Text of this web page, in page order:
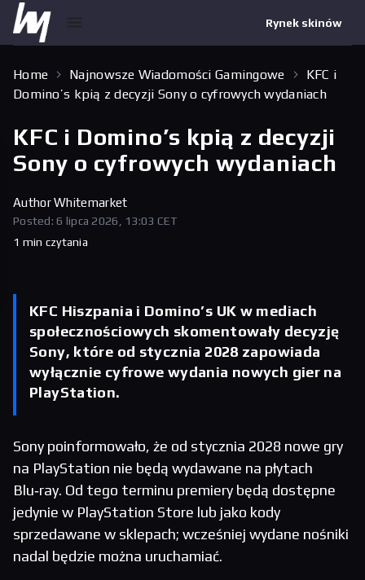
Rynek skinów
Home Najnowsze Wiadomości Gamingowe
KFC i
Domino’s kpią z decyzji Sony o cyfrowych wydaniach
KFC i Domino’s kpią z decyzji
Sony o cyfrowych wydaniach
AuthorWhitemarket
Posted: 6 lipca 2026, 13:03 CET
1 min czytania
KFC Hiszpania i Domino’s UK w mediach
społecznościowych skomentowały decyzję
Sony, które od stycznia 2028 zapowiada
wyłącznie cyfrowe wydania nowych gier na
PlayStation.
Sony poinformowało, że od stycznia 2028 nowe gry
na PlayStation nie będą wydawane na płytach
Blu‑ray. Od tego terminu premiery będą dostępne
jedynie w PlayStation Store lub jako kody
sprzedawane w sklepach; wcześniej wydane nośniki
nadal będzie można uruchamiać.